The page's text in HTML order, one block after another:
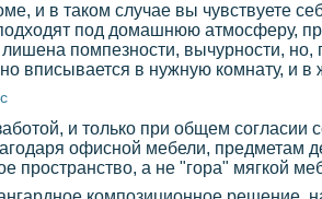
и в таком случае вы чувствуете
под домашнюю атмосферу,
помпезности, вычурности, но,
вписывается в нужную комнату, и в
и только при общем согласии
офисной мебели, предметам
пространство, а не "гора" мягкой